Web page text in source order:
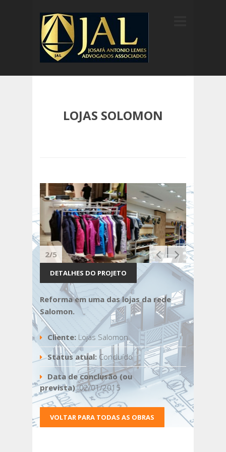
LOJAS SOLOMON
2/5
DETALHES DO PROJETO
Reforma em uma das lojas da rede
Salomon.
Cliente: Lojas Salomon
Status atual: Concluído
Data de conclusão (ou
prevista): 02/01/2015
VOLTAR PARA TODAS AS OBRAS